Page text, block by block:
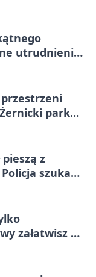
utrudnienia
park
z
szuka
załatwisz w